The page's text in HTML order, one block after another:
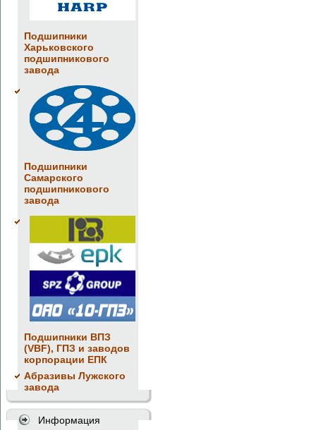
Подшипники
Харьковского
подшипникового
завода
Подшипники
Самарского
подшипникового
завода
Подшипники ВПЗ
(VBF), ГПЗ и заводов
корпорации ЕПК
Абразивы Лужского
завода
Информация